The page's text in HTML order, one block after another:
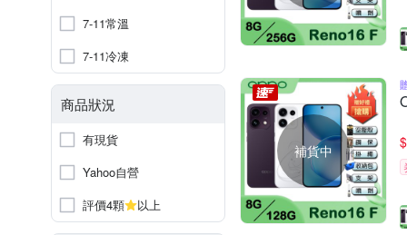
7-11常溫
7-11冷凍
商品狀況
有現貨
Yahoo自營
評價4顆
以上
補貨中 $